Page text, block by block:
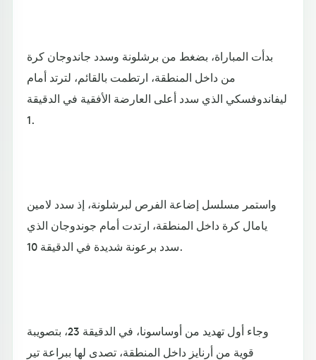
بدأت المباراة، بضغط من برشلونة وسدد جاندوجان كرة
من داخل المنطقة، ارتطمت بالقائم، لترتد أمام
ليفاندوفسكي الذي سدد أعلى العارضة الأفقية في الدقيقة
1.
واستمر مسلسل إضاعة الفرص لبرشلونة، إذ سدد لامين
يامال كرة داخل المنطقة، ارتدت أمام جوندوجان الذي
سدد برعونة شديدة في الدقيقة 10.
وجاء أول تهديد من أوساسونا، في الدقيقة 23، بتصويبة
قوية من أرنايز داخل المنطقة، تصدى لها ببراعة تير